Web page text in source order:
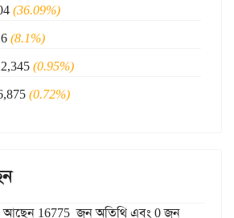
(36.09%)
(8.1%)
(0.95%)
(0.72%)
আছেন 16775 জন অতিথি এবং 0 জন